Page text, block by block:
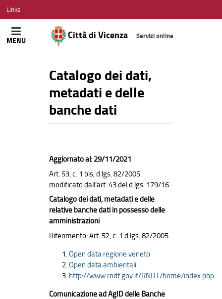
CITTÀ
DI
VICENZA
Links
Città di Vicenza Servizi online
MENU
Catalogo dei dati,
metadati e delle
banche dati
Aggiornato al: 29/11/2021
Art. 53, c. 1 bis, d.lgs. 82/2005
modificato dall’art. 43 del d.lgs. 179/16
Catalogo dei dati, metadati e delle
relative banche dati in possesso delle
amministrazioni
Riferimento: Art. 52, c. 1 d.lgs. 82/2005
Open data regione veneto
Open data ambientali
http://www.rndt.gov.it/RNDT/home/index.php
Comunicazione ad AgID delle Banche